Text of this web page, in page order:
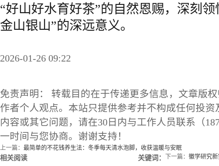
“好山好水育好茶”的自然恩赐，深刻
金山银山”的深远意义。
2026-01-26 09:22
免责声明： 转载目的在于传递更多信息，文章版
作者个人观点。本站只提供参考并不构成任何投
内容或其它问题，请在30日内与工作人员联系（
一时间与您协商。谢谢支持！
上一篇： 最简单的不花钱养生法：冬季每天清水泡脚，收获温暖与安眠
下一篇： 徽学研究
相关阅读 关键词：